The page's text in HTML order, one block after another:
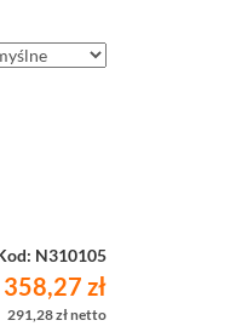
N310105
358,27 zł
291,28 zł netto